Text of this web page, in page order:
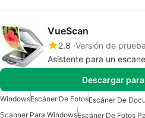
VueScan
2.8 Versión de prueba
Asistente para un
Descargar
WindowsEscáner De Fotos
Scanner Para WindowsEscáner De Fotos